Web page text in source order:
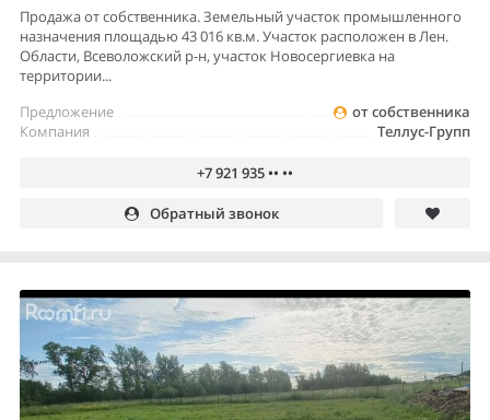
Продажа от собственника. Земельный участок промышленного
назначения площадью 43 016 кв.м. Участок расположен в Лен.
Области, Всеволожский р-н, участок Новосергиевка на
территории...
от собственника
Предложение
Теллус-Групп
Компания
+7 921 935 •• ••
Обратный звонок